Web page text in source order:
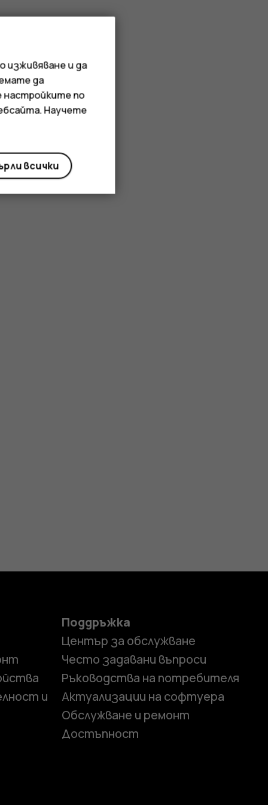
и
Поддръжка
Център за обслужване
Често задавани въпроси
Ръководства на потребителя
Актуализации на софтуера
Обслужване и ремонт
Достъпност
изживяване и да
да
настройките по
Научете
всички